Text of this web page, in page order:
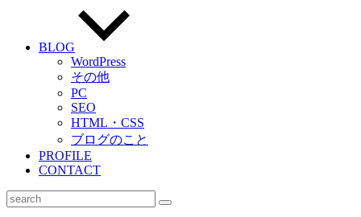
BLOG
WordPress
その他
PC
SEO
HTML・CSS
ブログのこと
PROFILE
CONTACT
検